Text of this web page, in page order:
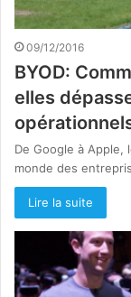
09/12/2016
BYOD:
elles
De Google à
monde des
Lire la suite